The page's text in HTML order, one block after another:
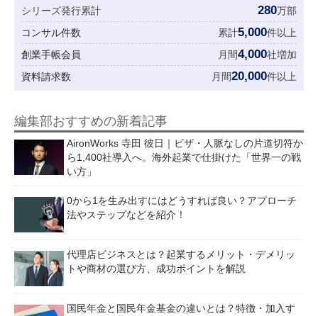
シリーズ発行累計 280万部
コンサル件数
累計5,000件以上
創業手帳会員
月間4,000社増加
資料請求数
月間20,000件以上
編集部おすすめの新着記事
AironWorks 寺田 彼日｜ビザ・人脈なしの片道切符か
ら1,400社導入へ。海外起業で仕掛けた「世界一の戦
い方」
0から1を生み出すにはどうすれば良い？アプローチ
法やステップなどを紹介！
代理店ビジネスとは？起業するメリット・デメリッ
トや商材の選び方、成功ポイントを解説
国民年金と国民年金基金の違いとは？特徴・加入す